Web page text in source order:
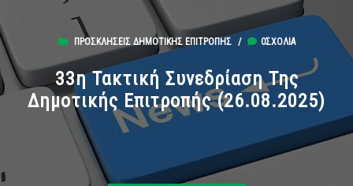
ΠΡΟΣΚΛΉΣΕΙΣ ΔΗΜΟΤΙΚΉΣ ΕΠΙΤΡΟΠΉΣ/ 0ΣΧΌΛΙΑ
33η Τακτική Συνεδρίαση Της
Δημοτικής Επιτροπής (26.08.2025)